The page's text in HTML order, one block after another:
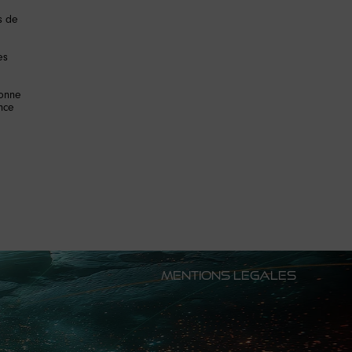
de
MENTIONS LEGALES